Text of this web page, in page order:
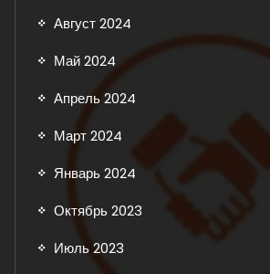
Август 2024
Май 2024
Апрель 2024
Март 2024
Январь 2024
Октябрь 2023
Июль 2023